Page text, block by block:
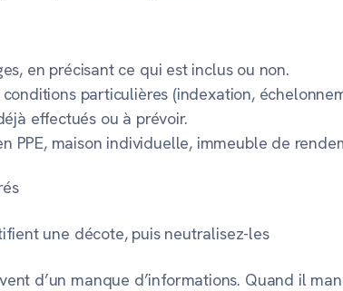
en précisant ce qui est inclus ou non.
particulières (indexation,
effectués ou à prévoir.
PPE, maison individuelle, immeuble de
une décote, puis neutralisez-les
d’un manque d’informations. Quand il